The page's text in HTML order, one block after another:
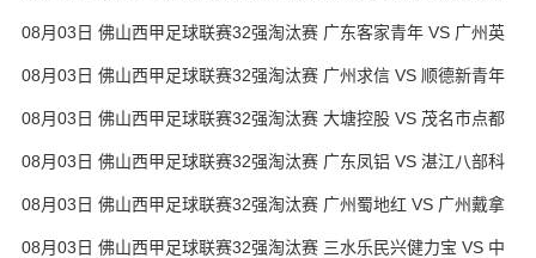
粵辉能源 全场录像
08月03日 佛山西甲足球联赛32强淘汰赛 广东客家青年 VS 广州英
华思力U17 全场录像
08月03日 佛山西甲足球联赛32强淘汰赛 广州求信 VS 顺德新青年
全场录像
08月03日 佛山西甲足球联赛32强淘汰赛 大塘控股 VS 茂名市点都
得 全场录像
08月03日 佛山西甲足球联赛32强淘汰赛 广东凤铝 VS 湛江八部科
技 全场录像
08月03日 佛山西甲足球联赛32强淘汰赛 广州蜀地红 VS 广州戴拿
模 全场录像
08月03日 佛山西甲足球联赛32强淘汰赛 三水乐民兴健力宝 VS 中